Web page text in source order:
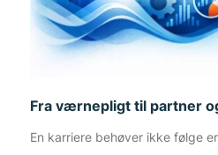
Fra værnepligt til partner
En karriere behøver ikke følge